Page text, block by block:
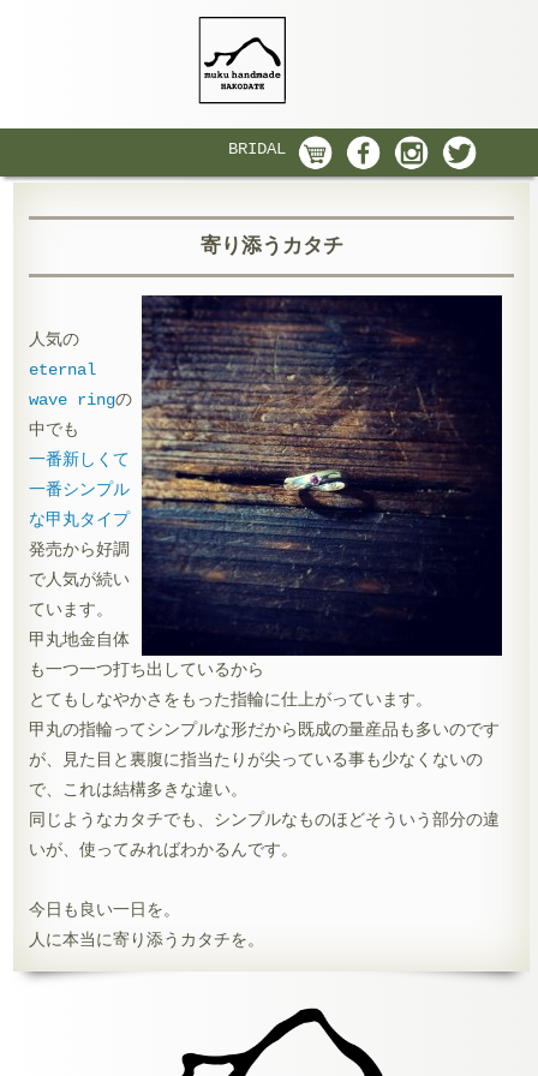
BRIDAL
寄り添うカタチ
人気の
eternal
wave ringの
中でも
一番新しくて
一番シンプル
な甲丸タイプ
発売から好調
で人気が続い
ています。
甲丸地金自体
も一つ一つ打ち出しているから
とてもしなやかさをもった指輪に仕上がっています。
甲丸の指輪ってシンプルな形だから既成の量産品も多いのです
が、見た目と裏腹に指当たりが尖っている事も少なくないの
で、これは結構多きな違い。
同じようなカタチでも、シンプルなものほどそういう部分の違
いが、使ってみればわかるんです。
今日も良い一日を。
人に本当に寄り添うカタチを。